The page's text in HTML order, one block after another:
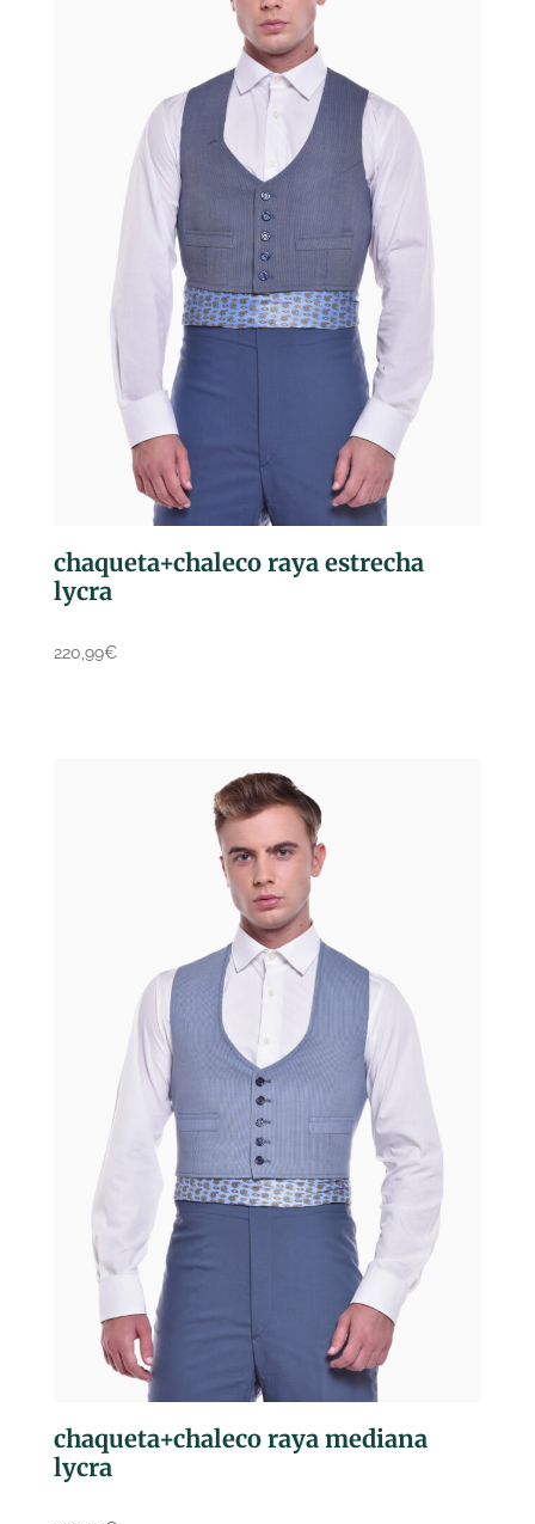
chaqueta+chaleco raya estrecha
lycra
220,99€
chaqueta+chaleco raya mediana
lycra